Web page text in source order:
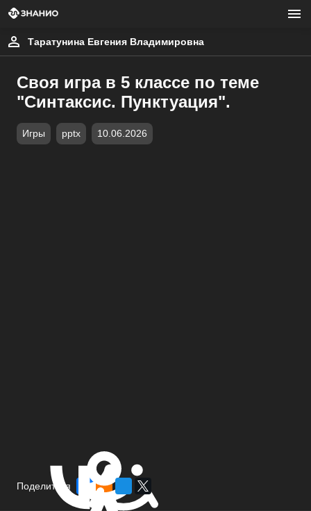
Таратунина Евгения Владимировна
Своя игра в 5 классе по теме
"Синтаксис. Пунктуация".
Игры pptx 10.06.2026
Поделиться